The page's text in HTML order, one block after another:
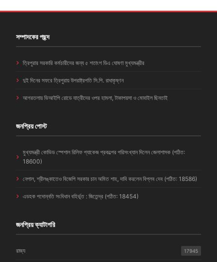
সম্পাদকের পছন্দ
ত্রিপুরার সরকারি কর্মচারীদের জন্য ৫ শতাংশ ডিএ ঘোষণা মুখ্যমন্ত্রীর
দুই দিনের সফরে ত্রিপুরায় উপরাষ্ট্রপতি সি.পি. রাধাকৃষ্ণন
আগরতলায় ভিআইপি রোডে যাত্রীদের ওপর হামলা, টাকাপয়সা ও মোবাইল ছিনতাই
জনপ্রিয় পোস্ট
মুখ্যমন্ত্রী কোভিড স্পেশাল রিলিফ প্যাকেজ প্রকল্পের পরিসংখ্যান দিলেন জেলাশাসক (পঠিত:
18600)
নেপাল, শ্রীলঙ্কাতেও বিজেপি সরকার চান অমিত শাহ, দাবি করলেন বিপ্লব দেব (পঠিত: 18586)
এডহক পদোন্নতি সংবিধান বহির্ভূত : জিতেন্দ্র (পঠিত: 18454)
জনপ্রিয় ক্যাটাগরি
রাজ্য 17945